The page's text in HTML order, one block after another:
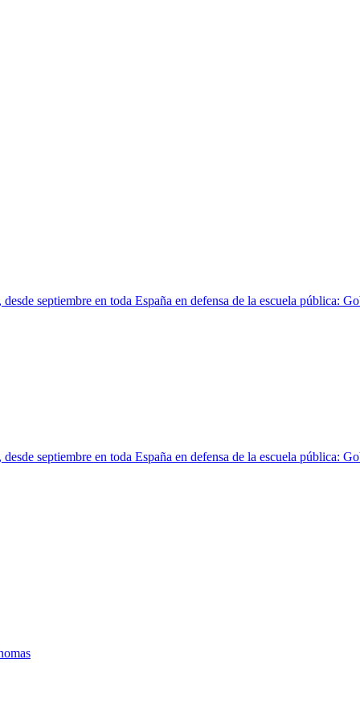
septiembre en toda España en defensa de la escuela pública:
septiembre en toda España en defensa de la escuela pública: